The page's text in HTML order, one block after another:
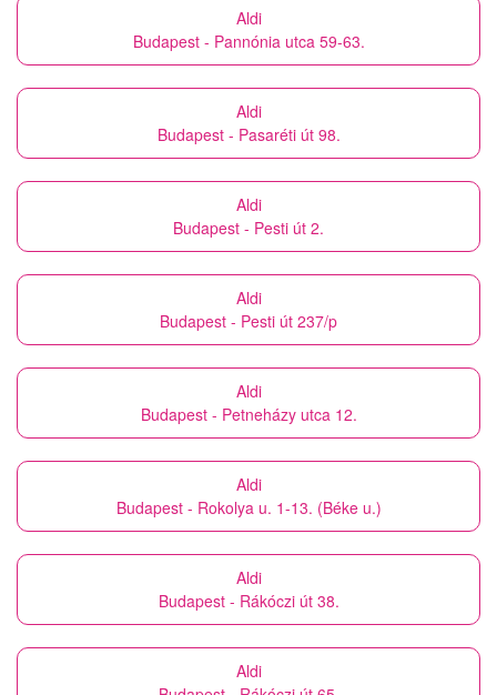
Aldi
Budapest - Pannónia utca 59-63.
Aldi
Budapest - Pasaréti út 98.
Aldi
Budapest - Pesti út 2.
Aldi
Budapest - Pesti út 237/p
Aldi
Budapest - Petneházy utca 12.
Aldi
Budapest - Rokolya u. 1-13. (Béke u.)
Aldi
Budapest - Rákóczi út 38.
Aldi